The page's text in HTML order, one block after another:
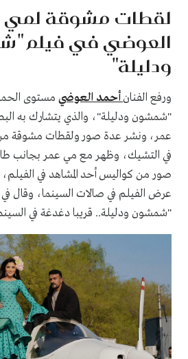
لقطات مشوقة لمي
العوضي في فيلم
ودليلة"
ورفع الفنانأحمد العوضي مستوى
"شمشون ودليلة"، والذي يتشارك به
عمر، ونشر عدة صور ولقطات مشوقة
في التشيك، وظهر مع مي عمر بجانب
صور من كواليس أحد المشاهد في
عرض الفيلم في صالات السينما، وقال
"شمشون ودليلة.. قريبا دغدغة في